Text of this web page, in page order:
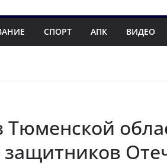
СПОРТ АПК ВИДЕО
защитников